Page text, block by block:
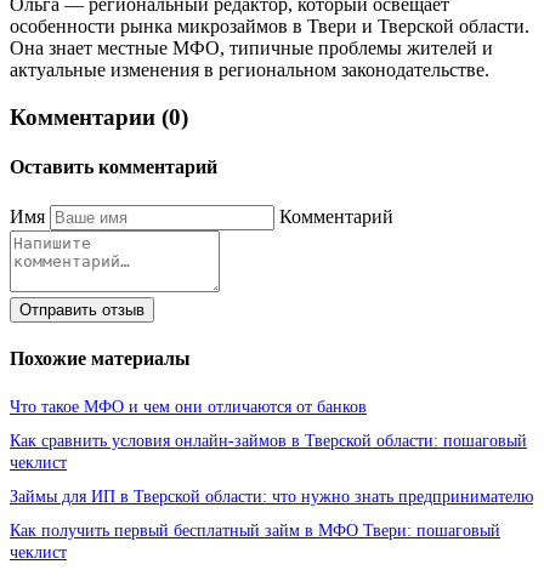
Ольга — региональный редактор, который освещает
особенности рынка микрозаймов в Твери и Тверской области.
Она знает местные МФО, типичные проблемы жителей и
актуальные изменения в региональном законодательстве.
Комментарии (0)
Оставить комментарий
Имя Комментарий
Отправить отзыв
Похожие материалы
Что такое МФО и чем они отличаются от банков
Как сравнить условия онлайн-займов в Тверской области: пошаговый
чеклист
Займы для ИП в Тверской области: что нужно знать предпринимателю
Как получить первый бесплатный займ в МФО Твери: пошаговый
чеклист